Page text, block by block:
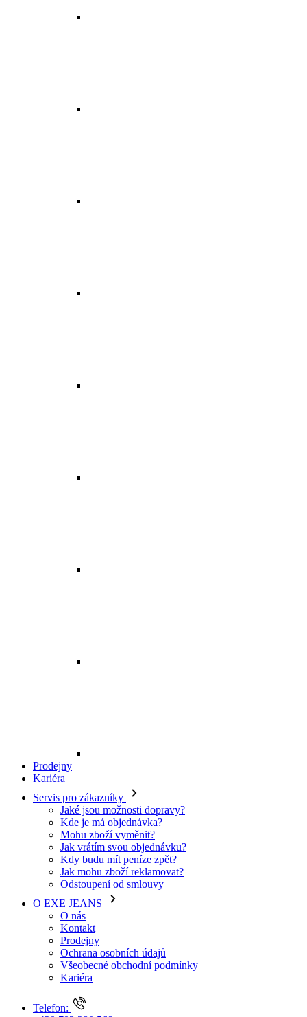
Mohu zboží vyměnit?
Jak vrátím svou objednávku?
Kdy budu mít peníze zpět?
Jak mohu zboží reklamovat?
Odstoupení od smlouvy
O EXE JEANS
O nás
Kontakt
Prodejny
Ochrana osobních údajů
Všeobecné obchodní podmínky
Kariéra
Telefon:
+420 702 280 568
E-mail:
eshop@exejeans.cz